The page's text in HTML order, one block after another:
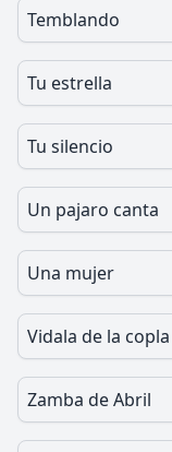
Temblando
Tu estrella
Tu silencio
Un pajaro canta
Una mujer
Vidala de la copla
Zamba de Abril